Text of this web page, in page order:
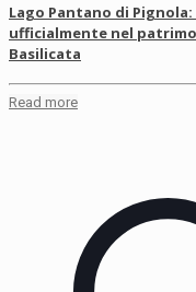
Lago Pantano di
ufficialmente nel
Basilicata
Read more